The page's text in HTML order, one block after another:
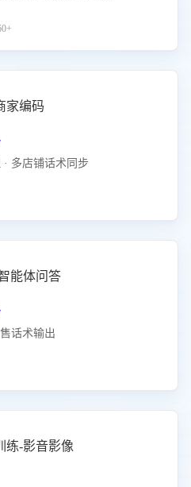
家编码
多店铺话术同步
能体问答
话术输出
练-影音影像